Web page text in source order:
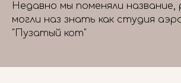
Недавно мы поменяли название,
могли наз знать как студия
"Пузатый кот"